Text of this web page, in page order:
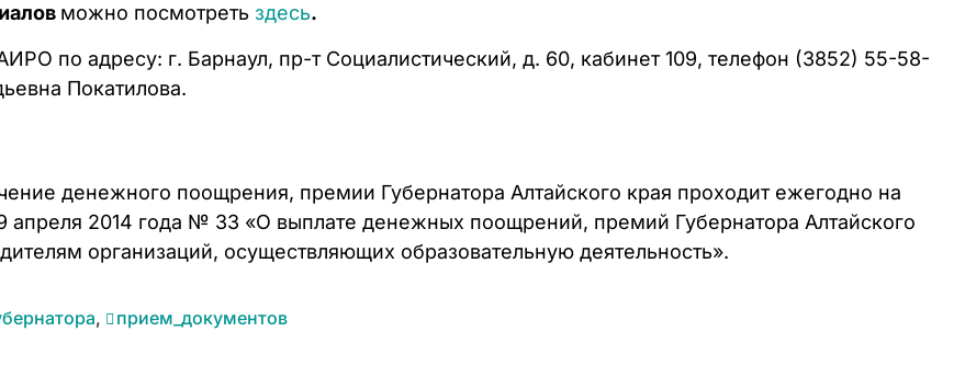
можно посмотреть здесь.
по адресу: г. Барнаул, пр-т Социалистический, д. 60, кабинет 109, телефон (3852) 55-58-
Покатилова.
денежного поощрения, премии Губернатора Алтайского края проходит ежегодно на
апреля 2014 года № 33 «О выплате денежных поощрений, премий Губернатора Алтайского
организаций, осуществляющих образовательную деятельность».
, прием_документов